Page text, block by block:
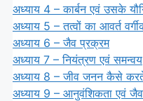
अध्याय 4 – कार्बन एवं उसके
अध्याय 5 – तत्वों का आवर्त
अध्याय 6 – जैव प्रक्रम
अध्याय 7 – नियंत्रण एवं समन्वय
अध्याय 8 – जीव जनन कैसे
अध्याय 9 – आनुवंशिकता एवं